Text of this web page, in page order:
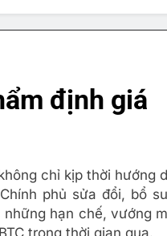
định giá
chỉ kịp thời hướng
phủ sửa đổi, bổ
hạn chế, vướng
trong thời gian qua.